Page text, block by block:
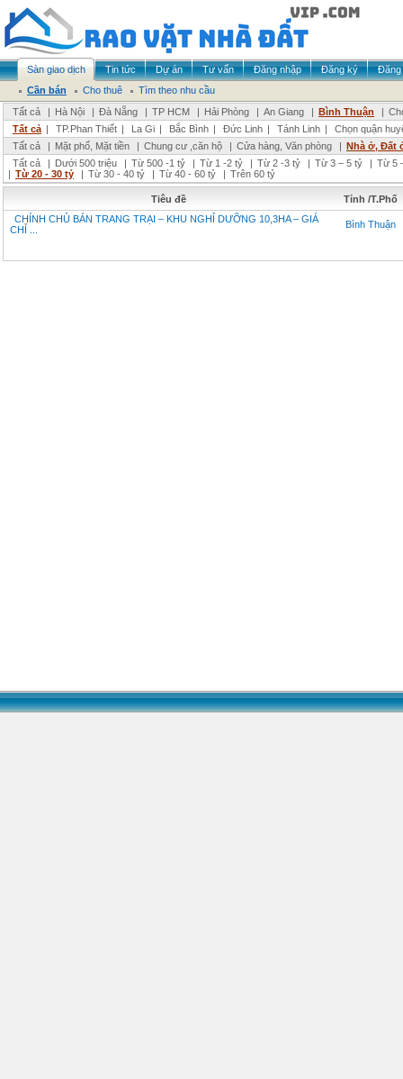
Sàn giao dịch Tin tức Dự án Tư vấn Đăng nhập Đăng ký
Đăng
Cần bán
Cho thuê
Tìm theo nhu cầu
Tất cả
| Hà Nội | Đà Nẵng | TP HCM | Hải Phòng | An Giang | Bình Thuận |
Tất cả | TP.Phan Thiết | La Gi | Bắc Bình | Đức Linh | Tánh Linh |
Chọn quận
Tất cả
| Mặt phố, Mặt tiền | Chung cư ,căn hộ | Cửa hàng, Văn phòng | Nhà ở, Đất
Tất cả
| Dưới 500 triệu | Từ 500 -1 tỷ | Từ 1 -2 tỷ | Từ 2 -3 tỷ | Từ 3 – 5 tỷ | Từ 5
| Từ 20 - 30 tỷ | Từ 30 - 40 tỷ | Từ 40 - 60 tỷ | Trên 60 tỷ
Tiêu đề
Tỉnh /T.Phố
CHÍNH CHỦ BÁN TRANG TRẠI – KHU NGHỈ DƯỠNG 10,3HA – GIÁ
CHỈ ...
Bình Thuận